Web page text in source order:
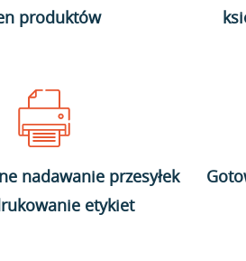
produktów
nadawanie przesyłek
etykiet